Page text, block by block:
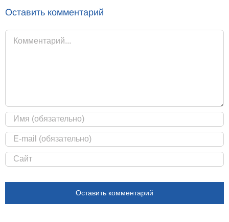
Оставить комментарий
Комментарий